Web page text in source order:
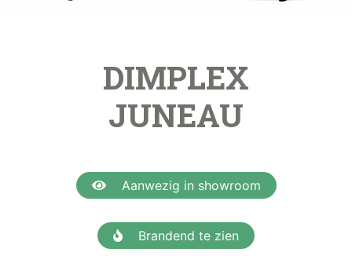
DIMPLEX
JUNEAU
Aanwezig in showroom
Brandend te zien